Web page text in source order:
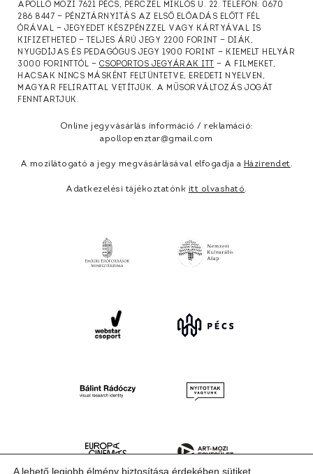
APOLLÓ MOZI 7621 PÉCS, PERCZEL MIKLÓS U. 22. TELEFON: 0670
286 8447 — PÉNZTÁRNYITÁS AZ ELSŐ ELŐADÁS ELŐTT FÉL
ÓRÁVAL — JEGYEDET KÉSZPÉNZZEL VAGY KÁRTYÁVAL IS
KIFIZETHETED — TELJES ÁRÚ JEGY 2200 FORINT — DIÁK,
NYUGDÍJAS ÉS PEDAGÓGUS JEGY 1900 FORINT — KIEMELT HELYÁR
3000 FORINTTÓL — CSOPORTOS JEGYÁRAK ITT
— A FILMEKET,
HACSAK NINCS MÁSKÉNT FELTÜNTETVE, EREDETI NYELVEN,
MAGYAR FELIRATTAL VETÍTJÜK. A MŰSORVÁLTOZÁS JOGÁT
FENNTARTJUK.
Online jegyvásárlás információ / reklamáció:
apollopenztar@gmail.com
A mozilátogató a jegy megvásárlásával elfogadja a Házirendet.
Adatkezelési tájékoztatónk itt olvasható.
A lehető legjobb élmény biztosítása érdekében sütiket